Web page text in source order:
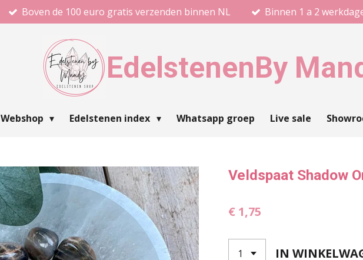
Boven de 100 euro gratis verzenden binnen NL Binnen 1 a 2
EdelstenenBy
Webshop Edelstenen index Whatsapp groep Live sale
Veldspaat Shadow
€ 1,75
IN